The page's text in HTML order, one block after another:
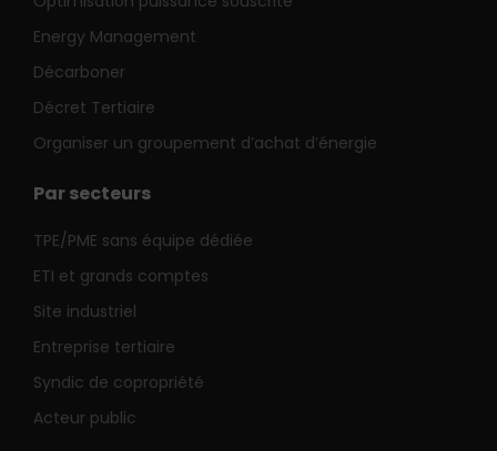
Energy Management
Décarboner
Décret Tertiaire
Organiser un groupement d’achat d’énergie
Par secteurs
TPE/PME sans équipe dédiée
ETI et grands comptes
Site industriel
Entreprise tertiaire
Syndic de copropriété
Acteur public